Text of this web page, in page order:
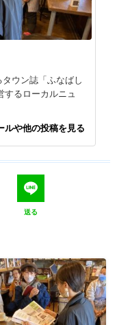
ウン誌「ふなばし
するローカルニュ
ルや他の投稿を見る
送る